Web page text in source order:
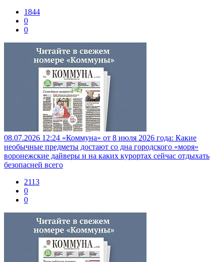
1844
0
0
08.07.2026 12:24 «Коммуна» от 8 июля 2026 года: Какие
необычные предметы достают со дна городского «моря»
воронежские дайверы и на каких курортах сейчас отдыхать
безопасней всего
2113
0
0